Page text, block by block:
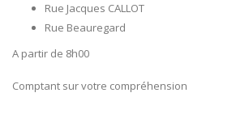
Rue Jacques CALLOT
Rue Beauregard
A partir de 8h00
Comptant sur votre compréhension